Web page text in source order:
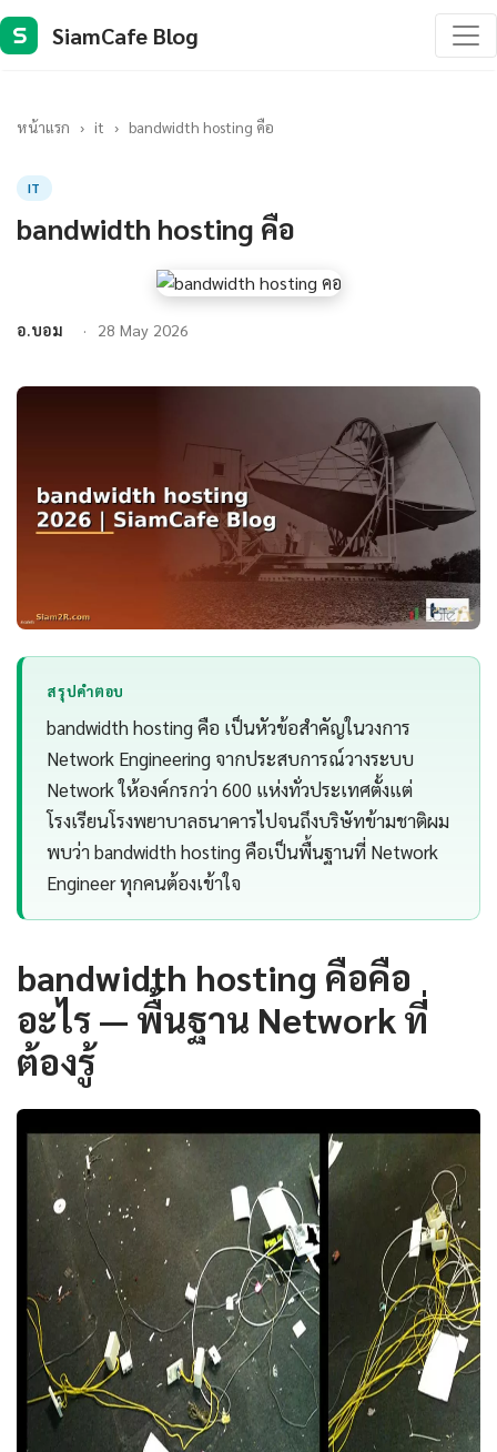
S SiamCafe Blog
หน้าแรก › it › bandwidth hosting คือ
IT
bandwidth hosting คือ
อ.บอม 28 May 2026
สรุปคำตอบ
bandwidth hosting คือ เป็นหัวข้อสำคัญในวงการ
Network Engineering จากประสบการณ์วางระบบ
Network ให้องค์กรกว่า 600 แห่งทั่วประเทศตั้งแต่
โรงเรียนโรงพยาบาลธนาคารไปจนถึงบริษัทข้ามชาติผม
พบว่า bandwidth hosting คือเป็นพื้นฐานที่ Network
Engineer ทุกคนต้องเข้าใจ
bandwidth hosting คือคือ
อะไร — พื้นฐาน Network ที่
ต้องรู้